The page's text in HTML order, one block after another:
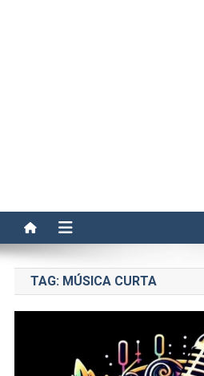
TAG: MÚSICA CURTA